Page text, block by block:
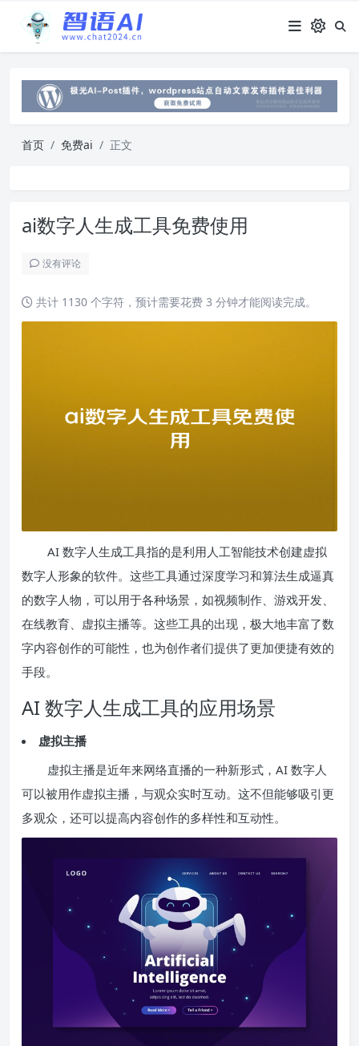
首页 免费ai 正文
ai数字人生成工具免费使用
没有评论
共计 1130 个字符，预计需要花费 3 分钟才能阅读完成。
AI 数字人生成工具指的是利用人工智能技术创建虚拟
数字人形象的软件。这些工具通过深度学习和算法生成逼真
的数字人物，可以用于各种场景，如视频制作、游戏开发、
在线教育、虚拟主播等。这些工具的出现，极大地丰富了数
字内容创作的可能性，也为创作者们提供了更加便捷有效的
手段。
AI 数字人生成工具的应用场景
虚拟主播
虚拟主播是近年来网络直播的一种新形式，AI 数字人
可以被用作虚拟主播，与观众实时互动。这不但能够吸引更
多观众，还可以提高内容创作的多样性和互动性。